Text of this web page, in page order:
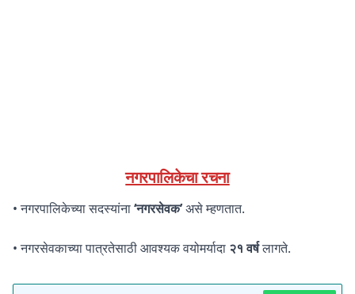
नगरपालिकेचा रचना
• नगरपालिकेच्या सदस्यांना‘नगरसेवक’असे म्हणतात.
• नगरसेवकाच्या पात्रतेसाठी आवश्यक वयोमर्यादा २१ वर्षलागते.